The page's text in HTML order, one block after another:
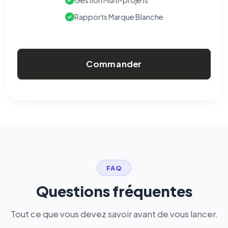
Rapports Marque Blanche
Commander
FAQ
Questions fréquentes
Tout ce que vous devez savoir avant de vous lancer.